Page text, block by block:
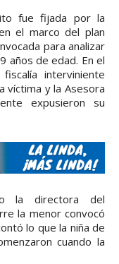
fue fijada por la
el marco del plan
para analizar
años de edad. En el
interviniente
víctima y la Asesora
expusieron su
la directora del
la menor convocó
lo que la niña de
cuando la